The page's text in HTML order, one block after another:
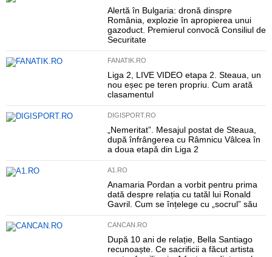
Alertă în Bulgaria: dronă dinspre
România, explozie în apropierea unui
gazoduct. Premierul convocă Consiliul de
Securitate
FANATIK.RO
Liga 2, LIVE VIDEO etapa 2. Steaua, un
nou eșec pe teren propriu. Cum arată
clasamentul
DIGISPORT.RO
„Nemeritat”. Mesajul postat de Steaua,
după înfrângerea cu Râmnicu Vâlcea în
a doua etapă din Liga 2
A1.RO
Anamaria Pordan a vorbit pentru prima
dată despre relația cu tatăl lui Ronald
Gavril. Cum se înțelege cu „socrul” său
CANCAN.RO
După 10 ani de relație, Bella Santiago
recunoaște. Ce sacrificii a făcut artista